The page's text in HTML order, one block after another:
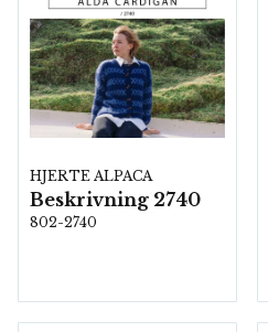
HJERTE ALPACA
Beskrivning 2740
802-2740